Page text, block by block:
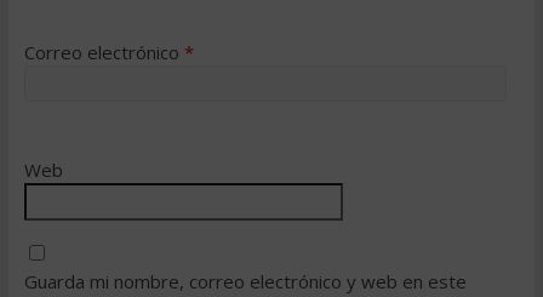
Correo electrónico *
Web
Guarda mi nombre, correo electrónico y web en este